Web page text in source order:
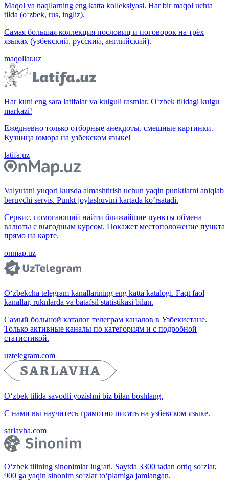
Maqol va naqllarning eng katta kolleksiyasi. Har bir maqol uchta
tilda (o‘zbek, rus, ingliz).
Самая большая коллекция пословиц и поговорок на трёх
языках (узбекский, русский, английский).
maqollar.uz
Har kuni eng sara latifalar va kulguli rasmlar. O‘zbek tilidagi kulgu
markazi!
Ежедневно только отборные анекдоты, смешные картинки.
Кузница юмора на узбекском языке!
latifa.uz
Valyutani yuqori kursda almashtirish uchun yaqin punktlarni aniqlab
beruvchi servis. Punkt joylashuvini kartada ko‘rsatadi.
Сервис, помогающий найти ближайшие пункты обмена
валюты с выгодным курсом. Покажет местоположение пункта
прямо на карте.
onmap.uz
O‘zbekcha telegram kanallarining eng katta katalogi. Faqt faol
kanallar, ruknlarda va batafsil statistikasi bilan.
Самый большой каталог телеграм каналов в Узбекистане.
Только активные каналы по категориям и с подробной
статистикой.
uztelegram.com
O‘zbek tilida savodli yozishni biz bilan boshlang.
С нами вы научитесь грамотно писать на узбекском языке.
sarlavha.com
O‘zbek tilining sinonimlar lug‘ati. Saytda 3300 tadan ortiq so‘zlar,
900 ga yaqin sinonim so‘zlar to‘plamiga jamlangan.